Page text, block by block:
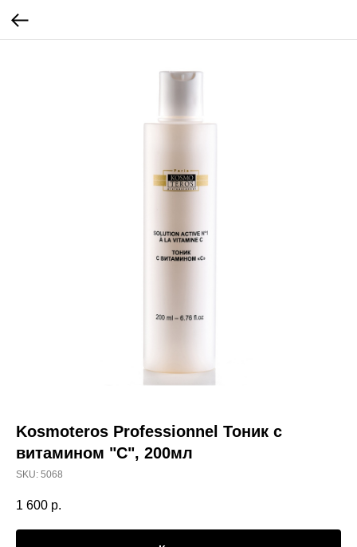
Kosmoteros Professionnel Тоник с
витамином "С", 200мл
SKU: 5068
1 600 р.